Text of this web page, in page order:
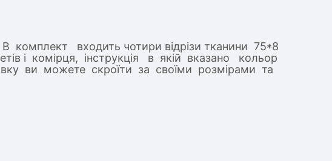
комплект входить чотири відрізи тканини 75*8
і комірця, інструкція в якій вказано кольор
ви можете скроїти за своїми розмірами та